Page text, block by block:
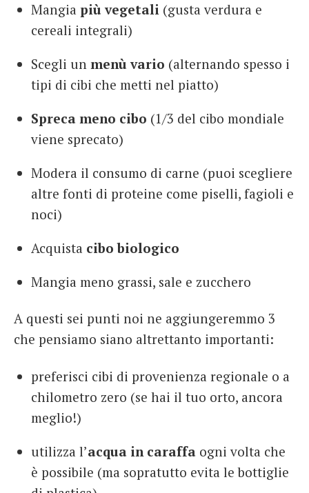
Mangia più vegetali (gusta verdura e
cereali integrali)
Scegli un menù vario (alternando spesso i
tipi di cibi che metti nel piatto)
Spreca meno cibo (1/3 del cibo mondiale
viene sprecato)
Modera il consumo di carne (puoi scegliere
altre fonti di proteine come piselli, fagioli e
noci)
Acquista cibo biologico
Mangia meno grassi, sale e zucchero
A questi sei punti noi ne aggiungeremmo 3
che pensiamo siano altrettanto importanti:
preferisci cibi di provenienza regionale o a
chilometro zero (se hai il tuo orto, ancora
meglio!)
utilizza l’acqua in caraffa ogni volta che
è possibile (ma sopratutto evita le bottiglie